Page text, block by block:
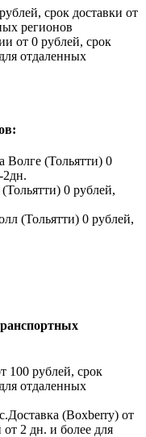
срок доставки от
регионов
от 0 рублей, срок
отдаленных
Волге (Тольятти) 0
2дн.
0 рублей,
(Тольятти) 0 рублей,
100 рублей, срок
отдаленных
(Boxberry) от
от 2 дн. и более для